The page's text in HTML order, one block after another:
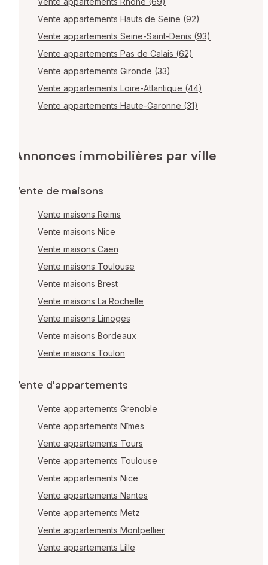
Vente appartements Hauts de Seine (92)
Vente appartements Seine-Saint-Denis (93)
Vente appartements Pas de Calais (62)
Vente appartements Gironde (33)
Vente appartements Loire-Atlantique (44)
Vente appartements Haute-Garonne (31)
Annonces immobilières par ville
Vente de maisons
Vente maisons Reims
Vente maisons Nice
Vente maisons Caen
Vente maisons Toulouse
Vente maisons Brest
Vente maisons La Rochelle
Vente maisons Limoges
Vente maisons Bordeaux
Vente maisons Toulon
Vente d'appartements
Vente appartements Grenoble
Vente appartements Nîmes
Vente appartements Tours
Vente appartements Toulouse
Vente appartements Nice
Vente appartements Nantes
Vente appartements Metz
Vente appartements Montpellier
Vente appartements Lille